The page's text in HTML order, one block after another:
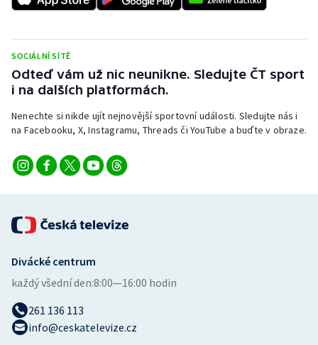
Stolní tenis
Triatlon
Veslování
Vodní slalom
Ostatní
SOCIÁLNÍ SÍTĚ
Odteď vám už nic neunikne. Sledujte ČT sport
i na dalších platformách.
Nenechte si nikde ujít nejnovější sportovní události. Sledujte nás i
na Facebooku, X, Instagramu, Threads či YouTube a buďte v obraze.
Divácké centrum
každý všední den:8:00—16:00 hodin
261 136 113
info@ceskatelevize.cz